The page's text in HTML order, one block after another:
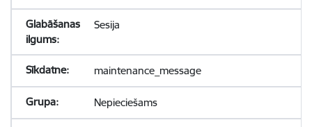
Sesija
maintenance_message
Nepieciešams